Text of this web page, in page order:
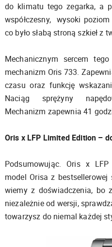
do klimatu tego zegarka, a
współczesny, wysoki
co było słabą stroną szkieł z
Mechanicznym sercem
mechanizm Oris 733.
czasu oraz funkcję
Naciąg sprężyny
Mechanizm zapewnia 41
Oris x LFP Limited Edition –
Podsumowując. Oris x
model Orisa z
wiemy z doświadczenia, bo
niezależnie od wersji,
towarzysz do niemal każdej